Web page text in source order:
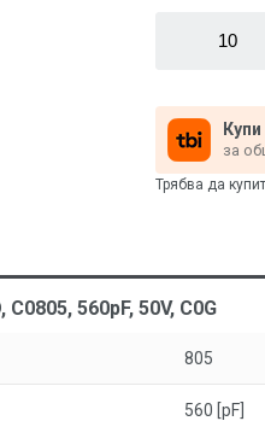
за
Трябва да
560pF, 50V, C0G
805
560 [pF]